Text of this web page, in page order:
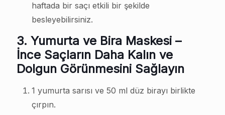
haftada bir saçı etkili bir şekilde
besleyebilirsiniz.
3. Yumurta ve Bira Maskesi –
İnce Saçların Daha Kalın ve
Dolgun Görünmesini Sağlayın
1 yumurta sarısı ve 50 ml düz birayı birlikte
çırpın.